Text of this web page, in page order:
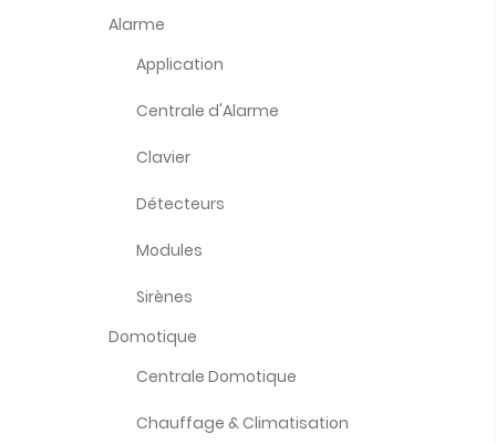
Alarme
Application
Centrale d'Alarme
Clavier
Détecteurs
Modules
Sirènes
Domotique
Centrale Domotique
Chauffage & Climatisation